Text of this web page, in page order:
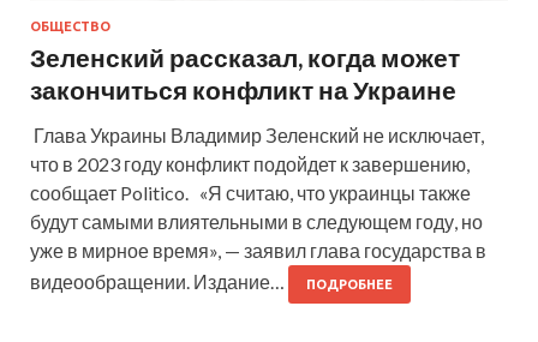
ОБЩЕСТВО
Зеленский рассказал, когда может
закончиться конфликт на Украине
Глава Украины Владимир Зеленский не исключает,
что в 2023 году конфликт подойдет к завершению,
сообщает Politico. «Я считаю, что украинцы также
будут самыми влиятельными в следующем году, но
уже в мирное время», — заявил глава государства в
видеообращении. Издание…
ПОДРОБНЕЕ